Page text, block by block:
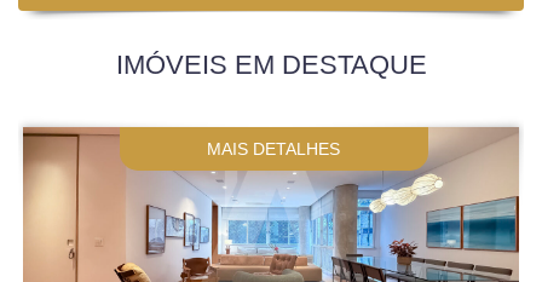
IMÓVEIS EM DESTAQUE
MAIS DETALHES